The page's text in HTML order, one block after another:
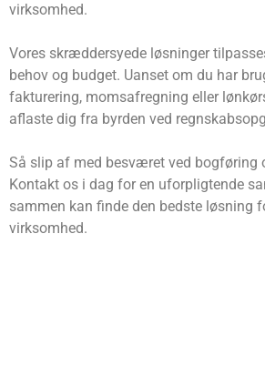
virksomhed.
Vores skræddersyede løsninger
behov og budget. Uanset om du har
fakturering, momsafregning eller
aflaste dig fra byrden ved
Så slip af med besværet ved bogføring
Kontakt os i dag for en uforpligtende
sammen kan finde den bedste løsning
virksomhed.